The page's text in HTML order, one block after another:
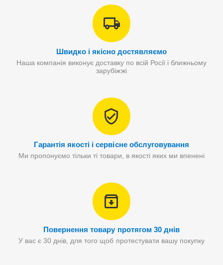
Швидко і якісно достявляємо
Наша компанія виконує доставку по всій Росії і ближньому
зарубіжжі
Гарантія якості і сервісне обслуговування
Ми пропонуємо тільки ті товари, в якості яких ми впенені
Повернення товару протягом 30 днів
У вас є 30 днів, для того щоб протестувати вашу покупку